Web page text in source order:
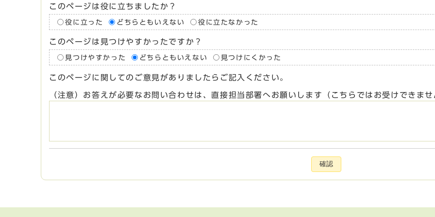
このページは役に立ちましたか？
役に立った どちらともいえない 役に立たなかった
このページは見つけやすかったですか？
見つけやすかった どちらともいえない 見つけにくかった
このページに関してのご意見がありましたらご記入ください。
（注意）お答えが必要なお問い合わせは、直接担当部署へお願いします（こちらではお受けできま
確認